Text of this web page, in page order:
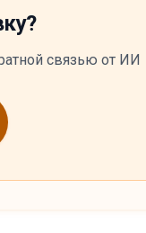
связью от ИИ